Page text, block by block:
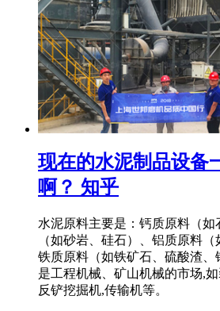
现在的水泥制品设备
啊？ 知乎
水泥原料主要是：钙质原料（
（如砂岩、硅石）、铝质原料
铁质原料（如铁矿石、硫酸渣
是工程机械、矿山机械的市场,
反铲挖掘机,传输机等。